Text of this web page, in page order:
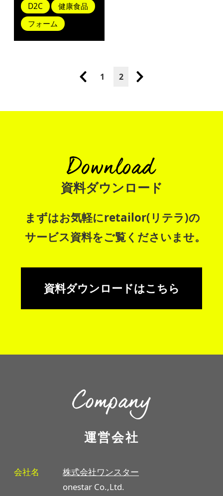
D2C
健康食品
フォーム
1 2
資料ダウンロード
まずはお気軽にretailor(リテラ)の
サービス資料をご覧くださいませ。
資料ダウンロードはこちら
運営会社
会社名
株式会社ワンスター
onestar Co.,Ltd.